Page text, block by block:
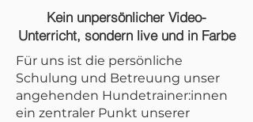
Kein unpersönlicher Video-
Unterricht, sondern live und in Farbe
Für uns ist die persönliche
Schulung und Betreuung unser
angehenden Hundetrainer:innen
ein zentraler Punkt unserer